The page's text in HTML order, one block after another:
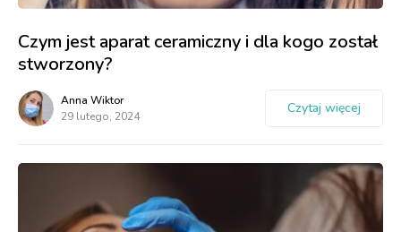
Czym jest aparat ceramiczny i dla kogo został
stworzony?
Anna Wiktor
29 lutego, 2024
Czytaj więcej